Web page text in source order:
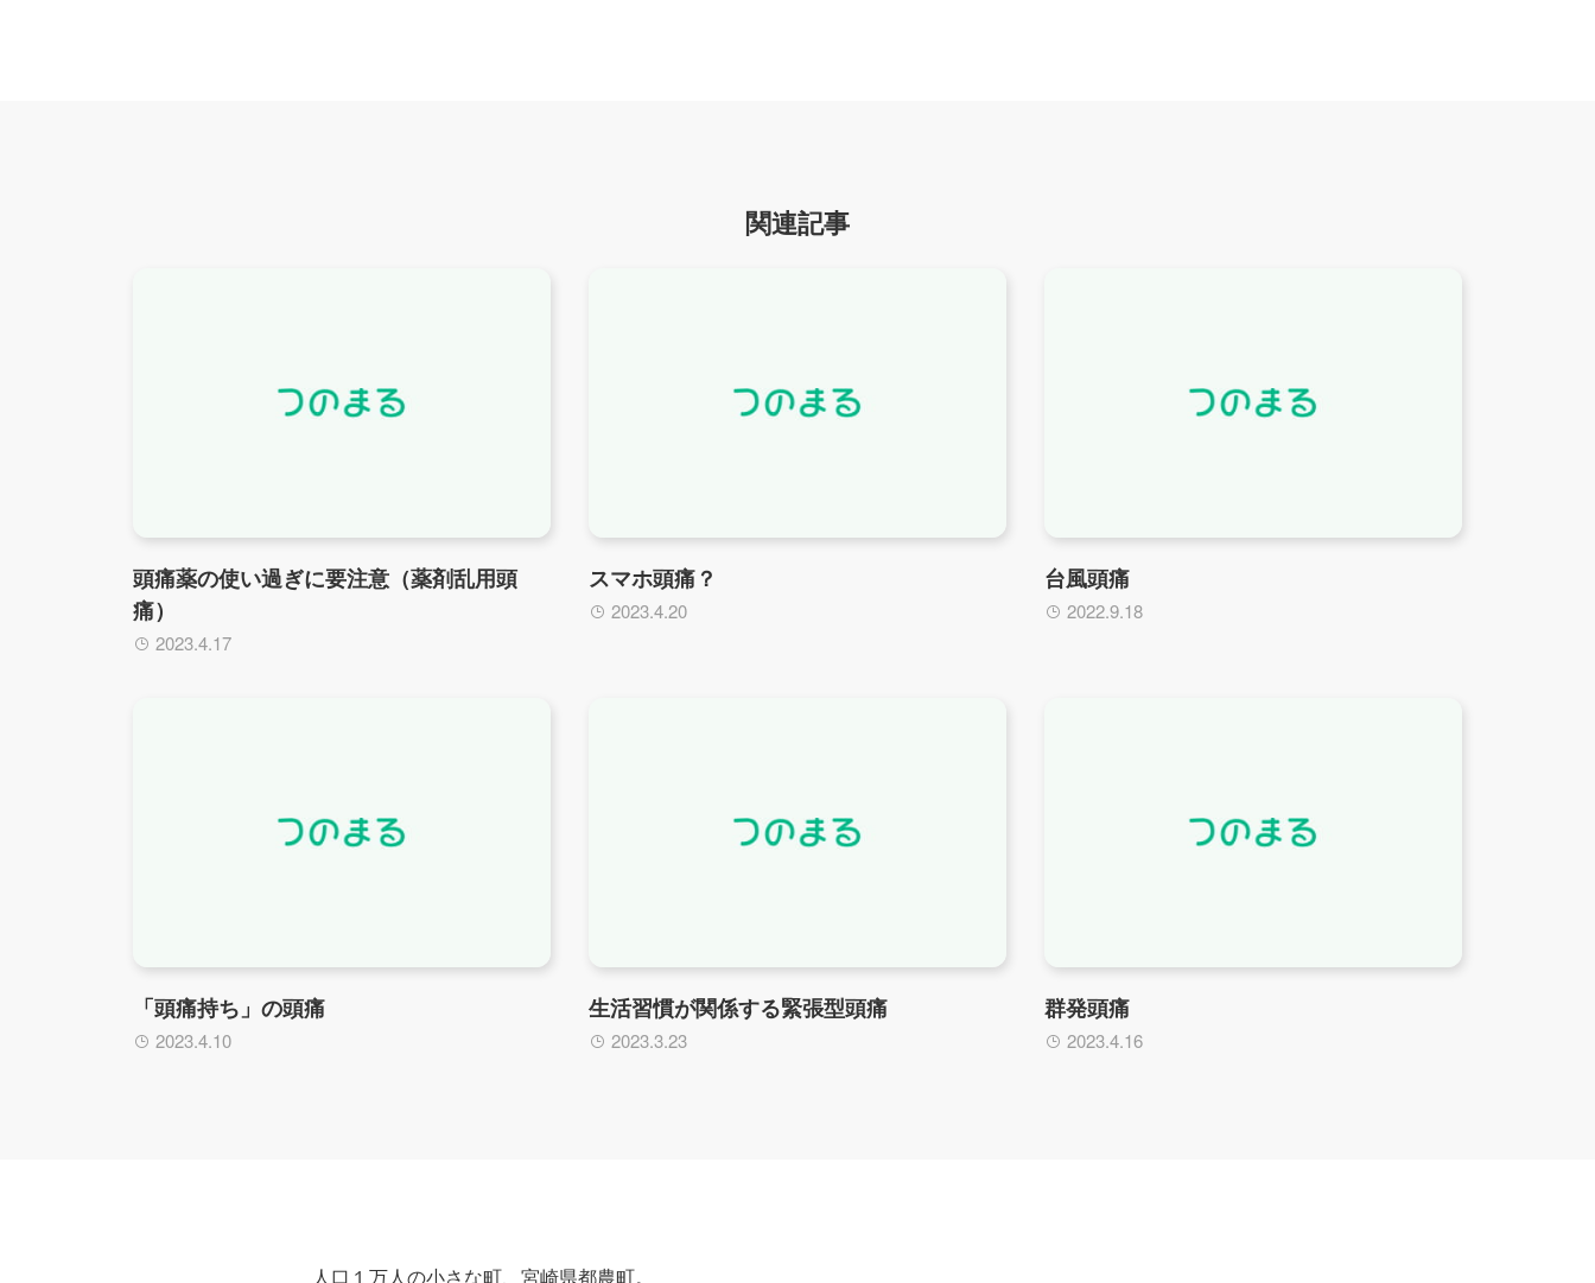
関連記事
頭痛薬の使い過ぎに要注意（薬剤乱用頭
痛）
2023.4.17
スマホ頭痛？
2023.4.20
台風頭痛
2022.9.18
「頭痛持ち」の頭痛
2023.4.10
生活習慣が関係する緊張型頭痛
2023.3.23
群発頭痛
2023.4.16
人口１万人の小さな町、宮崎県都農町。